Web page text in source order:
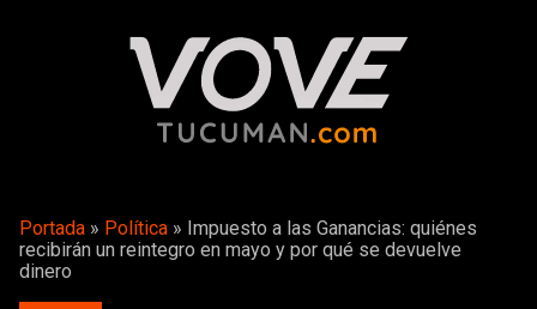
Portada » Política » Impuesto a las Ganancias: quiénes
recibirán un reintegro en mayo y por qué se devuelve
dinero